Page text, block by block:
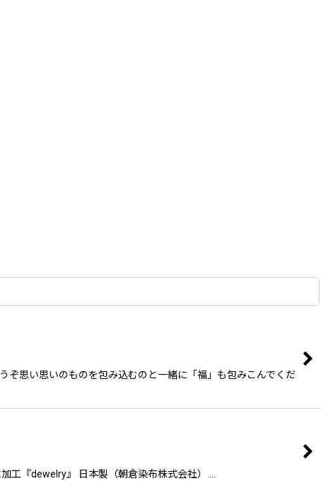
思い思いのものを包み込むのと一緒に「福」も包みこんでくだ
工『dewelry』 日本製（朝倉染布株式会社） …